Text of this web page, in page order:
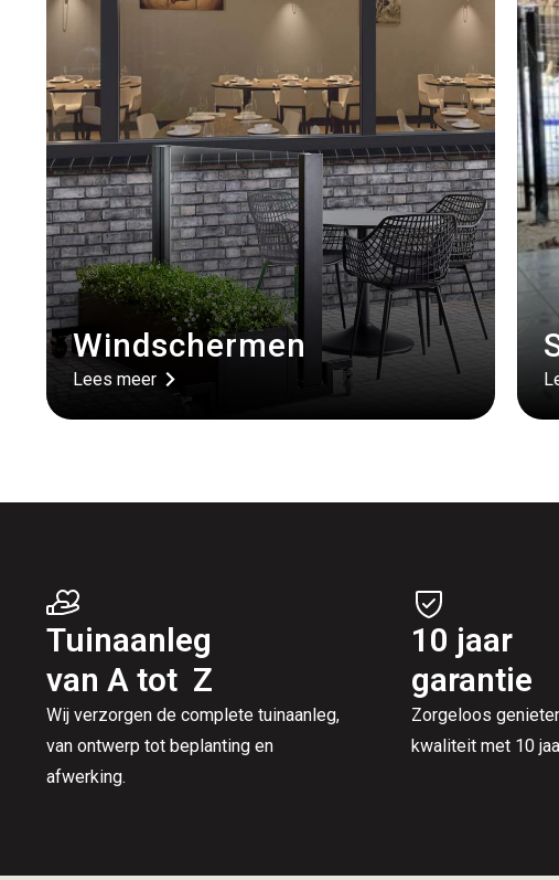
Windschermen
Lees meer
Tuinaanleg
van A tot Z
Wij verzorgen de complete tuinaanleg,
van ontwerp tot beplanting en
afwerking.
10 jaar
garantie
Zorgeloos
kwaliteit met 10